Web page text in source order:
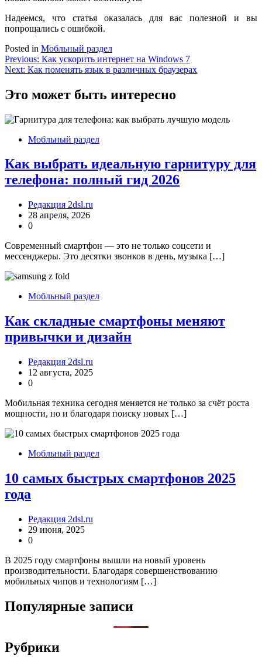
Надеемся, что статья оказалась для вас полезной и вы
попрощались с ошибкой.
Posted in Мобльный раздел
Навигация
по
записям
Previous: Как ускорить интернет на Windows 7
Next: Как поменять язык в различных браузерах
Это может быть интересно
Мобльный раздел
Как выбрать идеальную гарнитуру для
телефона: полный гид 2026
Редакция 2dsl.ru
28 апреля, 2026
0
Современный смартфон — это не только соцсети и
мессенджеры. Это десятки звонков в день, музыка […]
Мобльный раздел
Как складные смартфоны меняют
привычки и дизайн
Редакция 2dsl.ru
12 августа, 2025
0
Мобильная техника сегодня меняется не только за счёт роста
мощности, но и благодаря поиску новых […]
Мобльный раздел
10 самых быстрых смартфонов 2025
года
Редакция 2dsl.ru
29 июня, 2025
0
В 2025 году смартфоны вышли на новый уровень
производительности. Благодаря совершенствованию
мобильных чипов и технологиям […]
Популярные записи
Рубрики